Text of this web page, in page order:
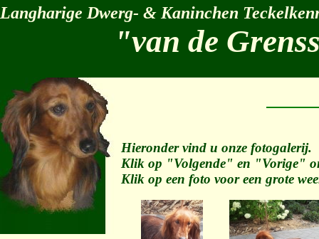
Langharige Dwerg- & Kaninchen
"van de
Hieronder vind u onze fotogalerij.
Klik op "Volgende" en "Vorige"
Klik op een foto voor een grote